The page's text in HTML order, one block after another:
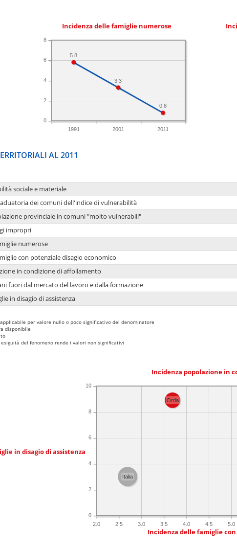
Incidenza delle famiglie numerose
1991 2001 2011
0
2
4
6
8
0.8
3.3
5.8
AL 2011
sociale e materiale
dei comuni dell'indice di vulnerabilità
provinciale in comuni "molto vulnerabili"
impropri
numerose
con potenziale disagio economico
in condizione di affollamento
fuori dal mercato del lavoro e dalla formazione
in disagio di assistenza
per valore nullo o poco significativo del denominatore
disponibile
esiguità del fenomeno rende i valori non significativi
Incidenza popolazione in
in disagio di assistenza
2.0 2.5 3.0 3.5 4.0 4.5 5.0
0
2
4
6
8
10
Italia
Orria
Incidenza delle famiglie